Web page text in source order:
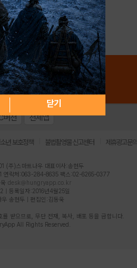
찾기 회원가입
닫기
버전 전체앱
년 보호정책 불법촬영물 신고센터 제휴광고문의
(주)스마트나우 대표이사:송현두
연락처:063-284-8635 팩스:02-6265-0377
desk@hungryapp.co.kr
| 등록일자:2016년4월25일
송현두 | 편집인:김동욱
받으므로, 무단 전재, 복사, 배포 등을 금합니다.
All Rights Reserved.